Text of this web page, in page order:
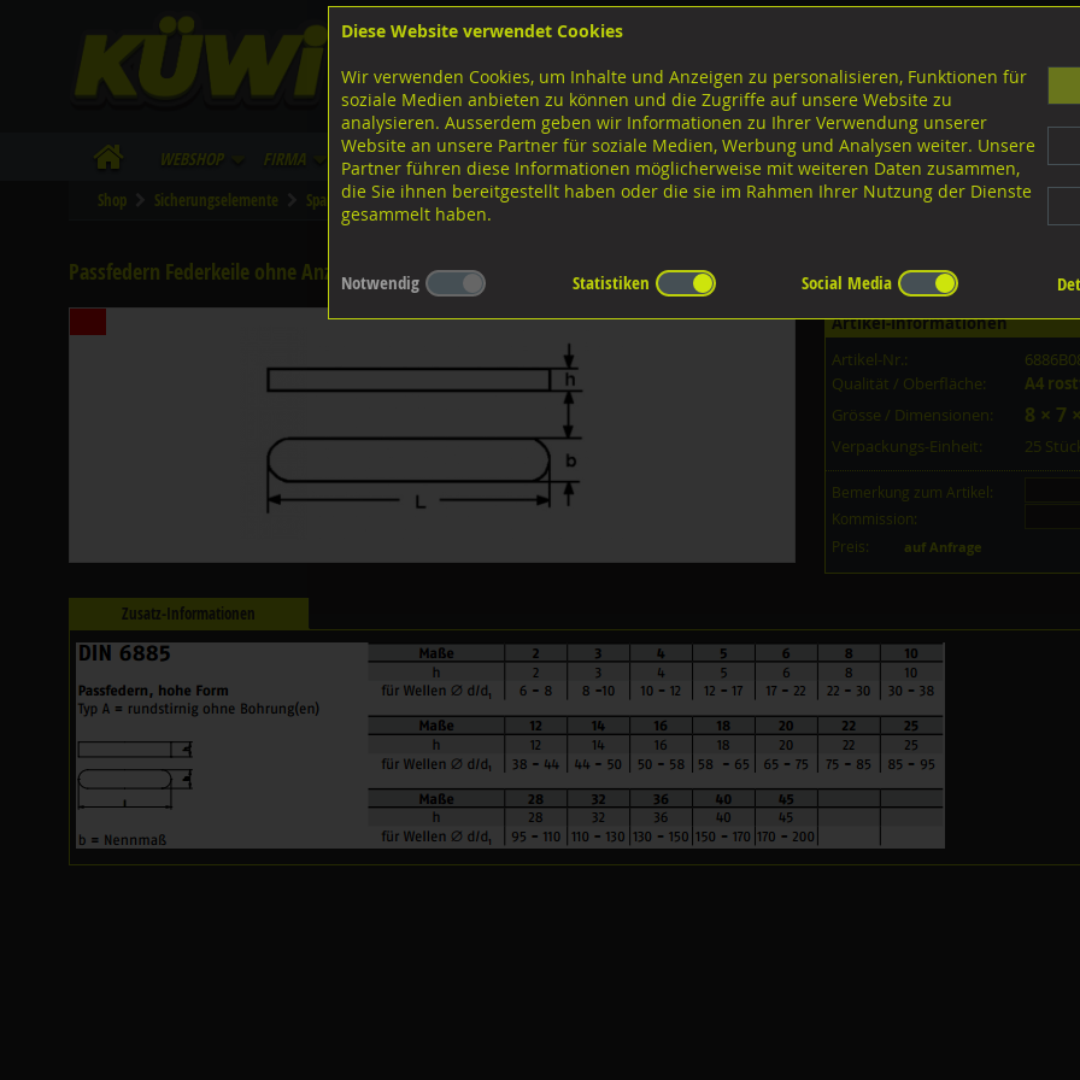
Lagerstrasse 8
Tel. 043 455 20 30
FB
IG
WebShop Firma Lieferinfo Infos/Downloads
Shop Sicherungselemente Spannhülsen Diverse Ausführungen Spannhülsen mit Zahnschlitz A2 rostfrei
Passfedern Federkeile ohne Anzug hohe Form, DIN6885A A4 rostfrei 8x7x50
Artikel-Informationen
Artikel-Nr.:
Qualität / Oberfläche:
A4
Grösse / Dimensionen:
8 × 7
Verpackungs-Einheit: 25
Bemerkung zum Artikel:
Kommission:
Preis:
auf Anfrage
Zusatz-Informationen
Diese Website verwendet Cookies
Wir verwenden Cookies, um Inhalte und Anzeigen zu personalisieren, Funktionen für
soziale Medien anbieten zu können und die Zugriffe auf unsere Website zu
analysieren. Ausserdem geben wir Informationen zu Ihrer Verwendung unserer
Website an unsere Partner für soziale Medien, Werbung und Analysen weiter. Unsere
Partner führen diese Informationen möglicherweise mit weiteren Daten zusammen,
die Sie ihnen bereitgestellt haben oder die sie im Rahmen Ihrer Nutzung der Dienste
gesammelt haben.
Notwendig Statistiken Social Media